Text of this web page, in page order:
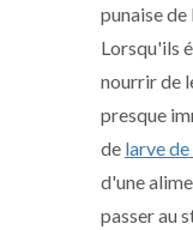
punaise de
Lorsqu'ils
nourrir de
presque
de larve
d'une
passer au